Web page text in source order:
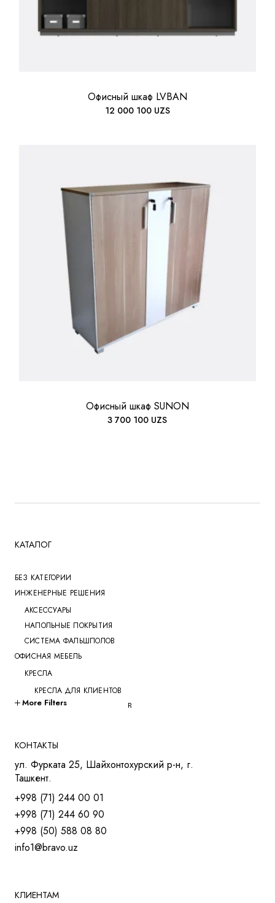
Офисный шкаф LVBAN
12 000 100 UZS
Офисный шкаф SUNON
3 700 100 UZS
КАТАЛОГ
БЕЗ КАТЕГОРИИ
ИНЖЕНЕРНЫЕ РЕШЕНИЯ
АКСЕССУАРЫ
НАПОЛЬНЫЕ ПОКРЫТИЯ
СИСТЕМА ФАЛЬШПОЛОВ
ОФИСНАЯ МЕБЕЛЬ
КРЕСЛА
КРЕСЛА ДЛЯ КЛИЕНТОВ
КРЕСЛА ДЛЯ ПЕРЕГОВОРОВ
КРЕСЛА ДЛЯ ТРЕНИНГОВ
МЯГКАЯ МЕБЕЛЬ
СТОЛЫ
СТОЛ ДЛЯ РУКОВОДИТЕЛЯ
СТОЛЫ OPEN-SPACE
СТОЛЫ ДЛЯ МЕНЕДЖЕРОВ
СТОЛЫ ДЛЯ ПЕРЕГОВОРОВ
ШКАФЫ И ТУМБЫ
More Filters
КОНТАКТЫ
ул. Фурката 25, Шайхонтохурский р-н, г.
Ташкент.
+998 (71) 244 00 01
+998 (71) 244 60 90
+998 (50) 588 08 80
info1@bravo.uz
КЛИЕНТАМ